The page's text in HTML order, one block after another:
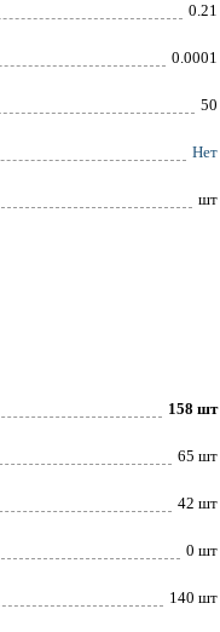
0.21
0.0001
50
Нет
шт
158 шт
65 шт
42 шт
0 шт
140 шт